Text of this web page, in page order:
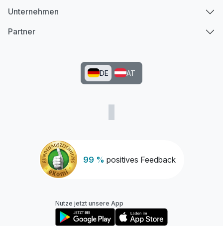
99 % positives Feedback
Unternehmen
Partner
DE AT
Nutze jetzt unsere App